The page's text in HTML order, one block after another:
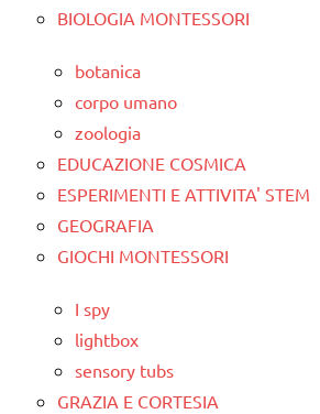
BIOLOGIA MONTESSORI
botanica
corpo umano
zoologia
EDUCAZIONE COSMICA
ESPERIMENTI E ATTIVITA' STEM
GEOGRAFIA
GIOCHI MONTESSORI
I spy
lightbox
sensory tubs
GRAZIA E CORTESIA